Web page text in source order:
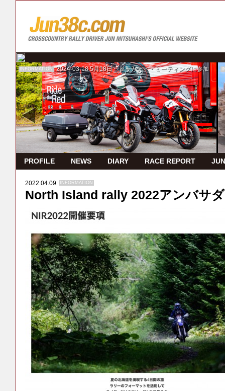
INFORMATION 2024-03-18 5月18日 ドゥカティ・ミーティングに参加
PROFILE NEWS DIARY RACE REPORT
2022.04.09 INFORMATION
North Island rally 2022アンバサ